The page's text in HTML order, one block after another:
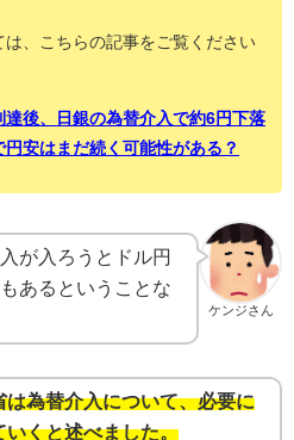
は、こちらの記事をご覧ください
後、日銀の為替介入で約6円下落
安はまだ続く可能性がある？
ケンジさん
が入ろうとドル円
あるということな
は為替介入について、必要に
いくと述べました。